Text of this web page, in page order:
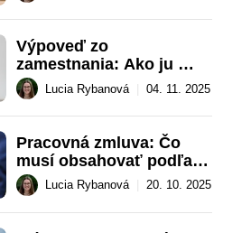
Výpoveď zo
zamestnania: Ako ju
správne napísať?
Lucia Rybanová 04. 11. 2025
Pracovná zmluva: Čo
musí obsahovať podľa
Zákonníka práce?
Lucia Rybanová 20. 10. 2025